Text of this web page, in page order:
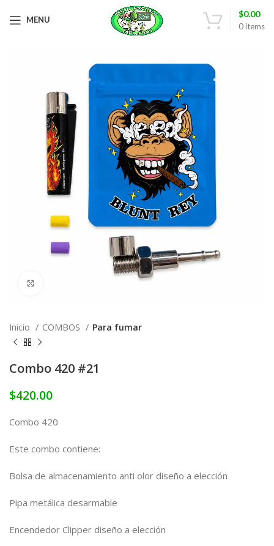
MENU
0items
$0.00
Inicio COMBOS Para fumar
Combo 420 #21
$420.00
Combo 420
Este combo contiene:
Bolsa de almacenamiento anti olor diseño a elección
Pipa metálica desarmable
Encendedor Clipper diseño a elección